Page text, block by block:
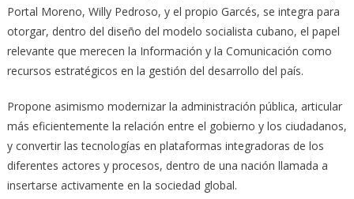
Portal Moreno, Willy Pedroso, y el propio Garcés, se integra para
otorgar, dentro del diseño del modelo socialista cubano, el papel
relevante que merecen la Información y la Comunicación como
recursos estratégicos en la gestión del desarrollo del país.
Propone asimismo modernizar la administración pública, articular
más eficientemente la relación entre el gobierno y los ciudadanos,
y convertir las tecnologías en plataformas integradoras de los
diferentes actores y procesos, dentro de una nación llamada a
insertarse activamente en la sociedad global.